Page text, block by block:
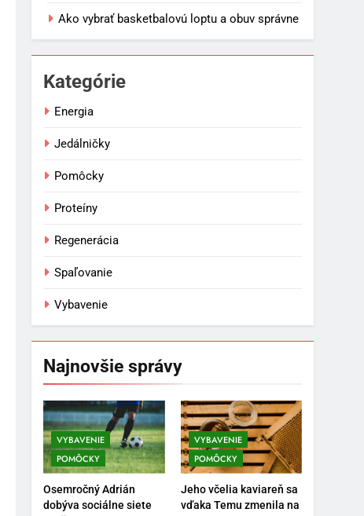
Ako vybrať basketbalovú loptu a obuv správne
Kategórie
Energia
Jedálničky
Pomôcky
Proteíny
Regenerácia
Spaľovanie
Vybavenie
Najnovšie správy
VYBAVENIE
POMÔCKY
Osemročný Adrián
dobýva sociálne siete
VYBAVENIE
POMÔCKY
Jeho včelia kaviareň sa
vďaka Temu zmenila na
5
Ako vybrať basketbalovú
loptu a obuv správne
POMÔCKY VYBAVENIE
6
Ako kombinovať rôzne
tréningové pomôcky